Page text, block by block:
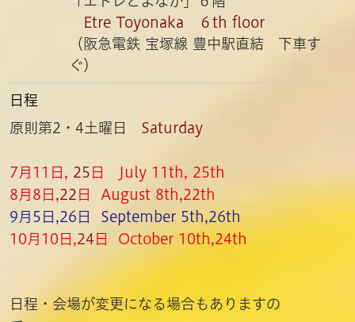
Etre Toyonaka ６th floor
（阪急電鉄 宝塚線 豊中駅直結 下車す
ぐ）
日程
原則第2・4土曜日 Saturday
7月11日, 25日 July 11th, 25th
8月8日,22日 August 8th,22th
9月5日,26日 September 5th,26th
10月10日,24日 October 10th,24th
日程・会場が変更になる場合もありますの